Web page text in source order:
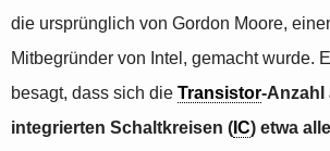
die ursprünglich von Gordon Moore,
Mitbegründer von Intel, gemacht wurde.
besagt, dass sich die Transistor-Anzahl
integrierten Schaltkreisen ( IC) etwa